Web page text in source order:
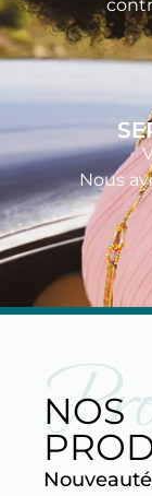
Nous
NOS